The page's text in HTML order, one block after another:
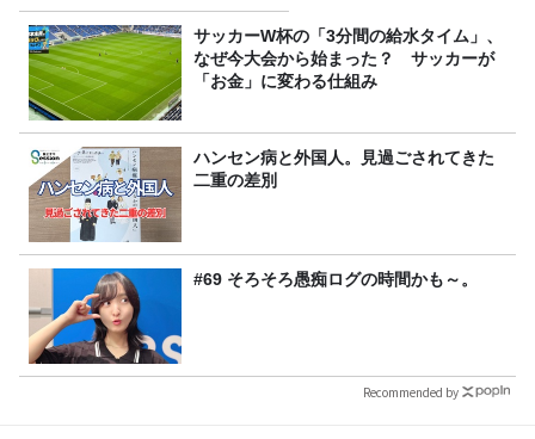
ジオ番組審議会からのご報告
＞
サッカーW杯の「3分間の給水タイム」、
なぜ今大会から始まった？ サッカーが
「お金」に変わる仕組み
ハンセン病と外国人。見過ごされてきた
二重の差別
#69 そろそろ愚痴ログの時間かも～。
Recommended by